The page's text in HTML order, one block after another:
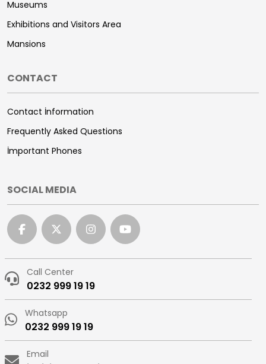
Museums
Exhibitions and Visitors Area
Mansions
CONTACT
Contact İnformation
Frequently Asked Questions
İmportant Phones
SOCIAL MEDIA
Call Center
0232 999 19 19
Whatsapp
0232 999 19 19
Email